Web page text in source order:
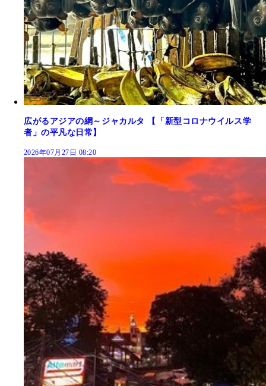
広がるアジアの網～ジャカルタ 【「新型コロナウイルス学
者」の平凡な日常】
2026年07月27日 08:20